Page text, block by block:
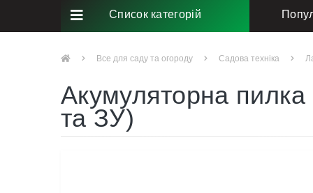
Список категорій
Все для саду та огороду Садова техніка
Акумуляторна
та ЗУ)